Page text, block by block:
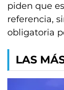
piden que
referencia,
obligatoria
LAS